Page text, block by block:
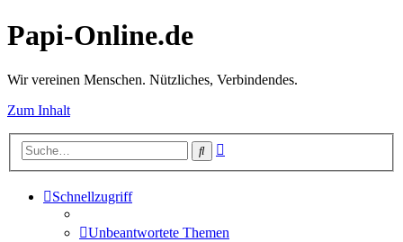
Papi-Online.de
Wir vereinen Menschen. Nützliches, Verbindendes.
Zum Inhalt
Suche
Schnellzugriff
Unbeantwortete Themen